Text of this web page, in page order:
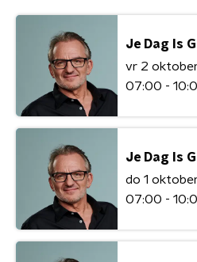
Je Dag Is
vr 2
07:00 -
Je Dag Is
do 1
07:00 -